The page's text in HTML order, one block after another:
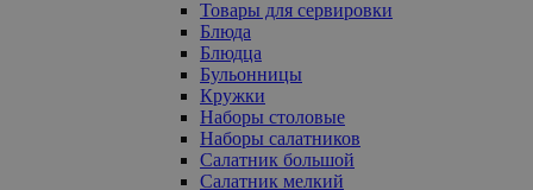
Товары для сервировки
Блюда
Блюдца
Бульонницы
Кружки
Наборы столовые
Наборы салатников
Салатник большой
Салатник мелкий